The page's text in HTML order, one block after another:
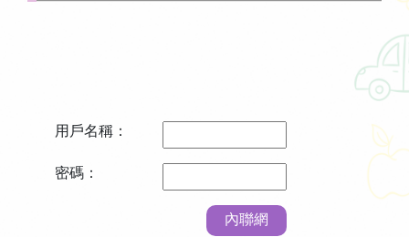
用戶名稱：
密碼：
內聯網